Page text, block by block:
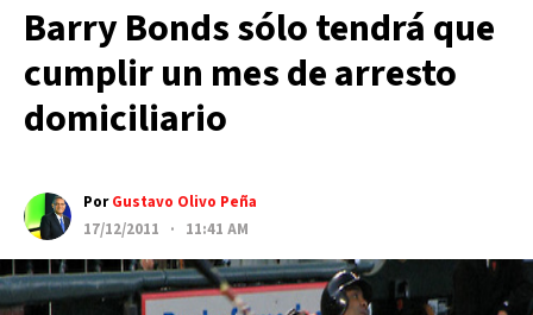
Barry Bonds sólo tendrá que
cumplir un mes de arresto
domiciliario
PorGustavo Olivo Peña
17/12/2011 · 11:41 AM